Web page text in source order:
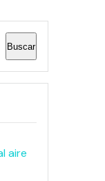
Buscar
aire